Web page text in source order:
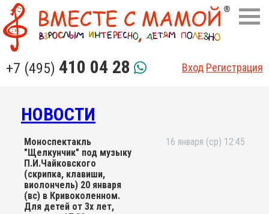
+7 (495) 410 04 28 Вход Регистрация
НОВОСТИ
Моноспектакль
"Щелкунчик" под музыку
П.И.Чайковского
(скрипка, клавиши,
виолончель) 20 января
(вс) в Кривоколенном.
Для детей от 3х лет,
16 января (ср) 12:45